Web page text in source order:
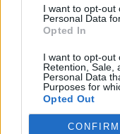
I want to opt-out
Personal Data
Opted In
I want to opt-out
Retention, Sale,
Personal Data
Purposes for
Opted Out
CONFIRM
Žinios | Lietuvos
V. Zalužno
Ukrainos
Laidos | Nauja diena